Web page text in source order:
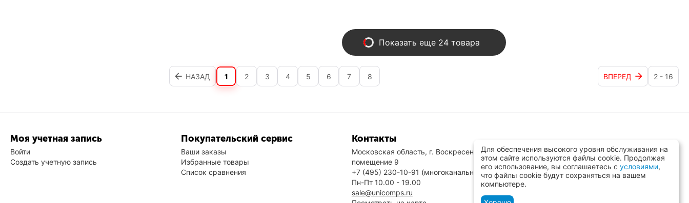
Показать еще 24 товара
НАЗАД 1 2 3 4 5 6 7 8 ВПЕРЕД 2 - 16
Моя учетная запись
Войти
Создать учетную запись
Покупательский сервис
Ваши заказы
Избранные товары
Список сравнения
Контакты
Московская область, г. Воскресенск, ул.Заводская д.8 стр.1
помещение 9
+7 (495) 230-10-91 (многоканальный)
Пн-Пт 10.00 - 19.00
sale@unicomps.ru
Для обеспечения высокого уровня обслуживания на
этом сайте используются файлы cookie. Продолжая
его использование, вы соглашаетесь с условиями,
что файлы cookie будут сохраняться на вашем
компьютере.